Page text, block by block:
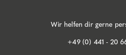
Wir helfen dir gerne
+49 (0) 441 - 20